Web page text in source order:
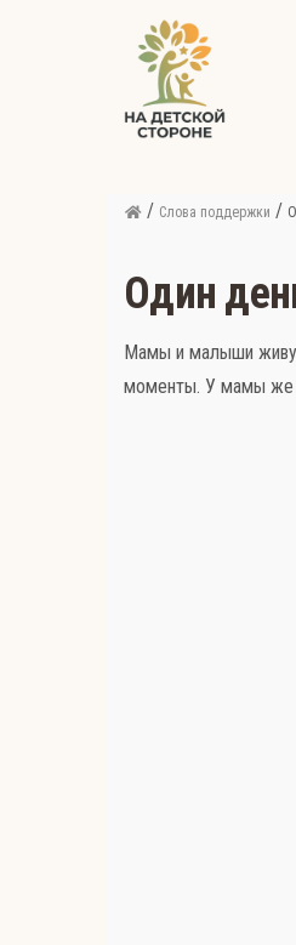
/ Слова поддержки /
Один
Мамы и малыши
моменты. У мамы же